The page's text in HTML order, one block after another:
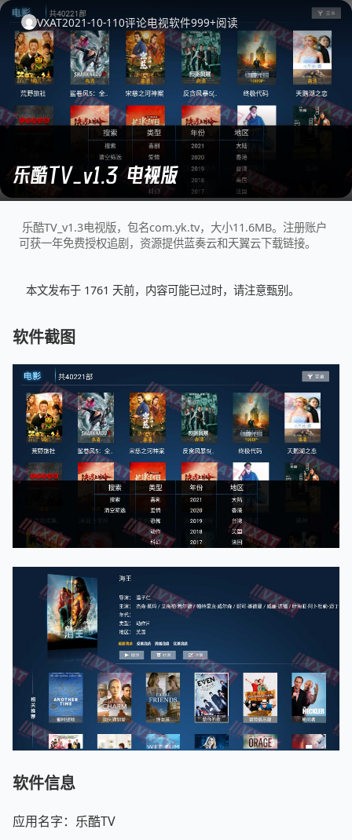
VXAT2021-10-110评论电视软件999+阅读
乐酷TV_v1.3 电视版
乐酷TV_v1.3电视版，包名com.yk.tv，大小11.6MB。注册账户
可获一年免费授权追剧，资源提供蓝奏云和天翼云下载链接。
本文发布于 1761 天前，内容可能已过时，请注意甄别。
软件截图
软件信息
应用名字：乐酷TV